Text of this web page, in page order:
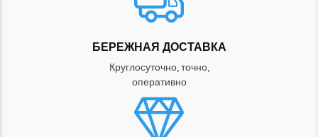
БЕРЕЖНАЯ ДОСТАВКА
Круглосуточно, точно,
оперативно